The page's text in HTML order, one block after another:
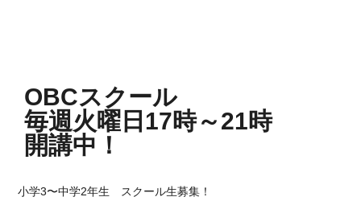
OBCスクール
毎週火曜日17時～21時
開講中！
小学3〜中学2年生 スクール生募集！